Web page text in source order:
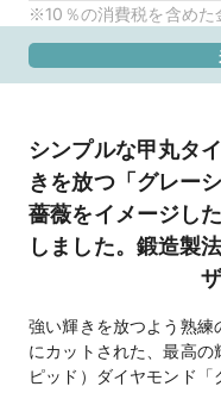
※10％の消費税を含めた
シンプルな甲丸タ
きを放つ「グレー
薔薇をイメージし
しました。鍛造製
強い輝きを放つよう熟練
にカットされた、最高
ピッド）ダイヤモンド「